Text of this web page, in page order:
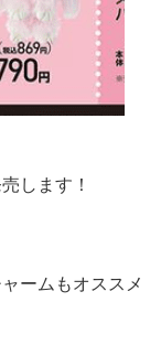
します！
ームもオススメ